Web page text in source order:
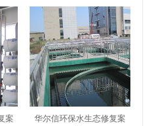
案
华尔信环保水生态修复案